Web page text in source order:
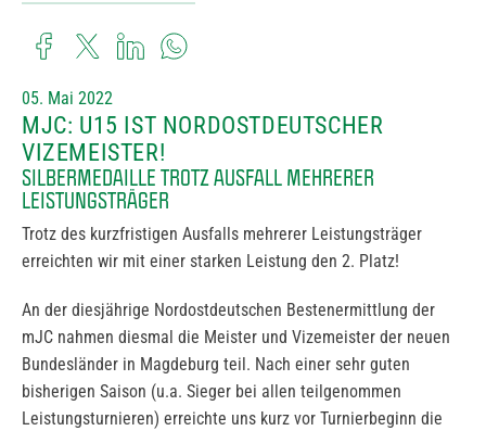
05. Mai 2022
MJC: U15 IST NORDOSTDEUTSCHER
VIZEMEISTER!
SILBERMEDAILLE TROTZ AUSFALL MEHRERER
LEISTUNGSTRÄGER
Trotz des kurzfristigen Ausfalls mehrerer Leistungsträger
erreichten wir mit einer starken Leistung den 2. Platz!
An der diesjährige Nordostdeutschen Bestenermittlung der
mJC nahmen diesmal die Meister und Vizemeister der neuen
Bundesländer in Magdeburg teil. Nach einer sehr guten
bisherigen Saison (u.a. Sieger bei allen teilgenommen
Leistungsturnieren) erreichte uns kurz vor Turnierbeginn die